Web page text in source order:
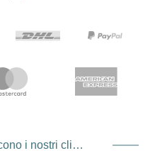
Ecco cosa dicono i nostri clienti